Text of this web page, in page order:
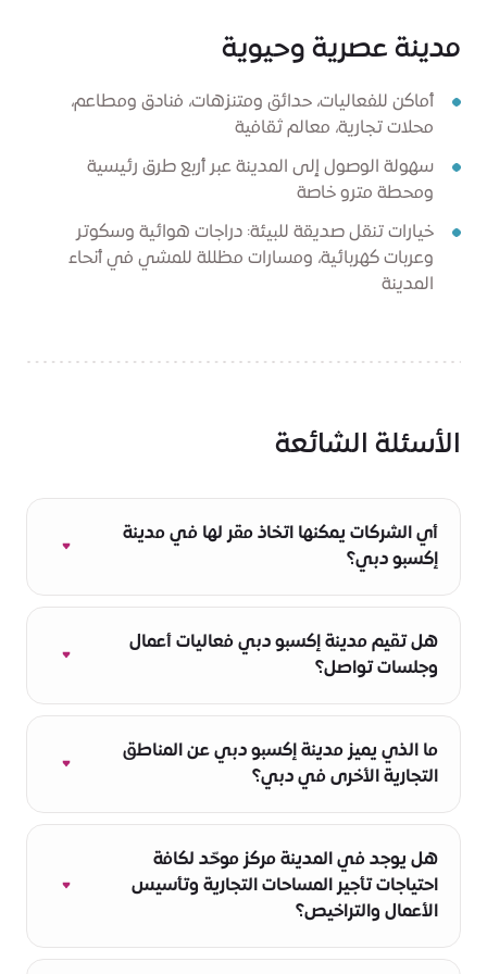
مدينة عصرية وحيوية
أماكن للفعاليات، حدائق ومتنزهات، فنادق ومطاعم،
محلات تجارية، معالم ثقافية
سهولة الوصول إلى المدينة عبر أربع طرق رئيسية
ومحطة مترو خاصة
خيارات تنقل صديقة للبيئة: دراجات هوائية وسكوتر
وعربات كهربائية، ومسارات مظللة للمشي في أنحاء
المدينة
الأسئلة الشائعة
أي الشركات يمكنها اتخاذ مقر لها في مدينة
إكسبو دبي؟
ترحب مدينة إكسبو دبي بالشركات من مختلف
الأحجام، ويضم مجتمع أعمالها شركات عالمية كبرى،
ومؤسسات صغيرة ومتوسطة، وشركات ناشئة،
تعليمية، وشركات بحث وتطوير، والمزيد.
هل تقيم مدينة إكسبو دبي فعاليات أعمال
وجلسات تواصل؟
نعم. في منظومة أعمالنا متعددة الأطراف، يمكنك
الاستفادة من مجموعة متنوعة من فعاليات الأعمال
على مدار العام، بما فيها المؤتمرات والمعارض
المحلية والدولية وورش العمل وجلسات التواصل،
إضافة إلى فرصة التفاعل مباشرة مع الشركات
الأخرى في مجتمعنا.
ما الذي يميز مدينة إكسبو دبي عن المناطق
التجارية الأخرى في دبي؟
مدينة إكسبو دبي ليست منطقة تجارية فحسب، إنها
منطقة اجتماعية مركزية مصمّمة وفق مبادئ
الاستدامة والرفاهية. وهي مجتمع متكامل للعمل
والعيش والترفيه، تتوفر فيه كافة الاحتياجات
هل يوجد في المدينة مركز موحّد لكافة
احتياجات تأجير المساحات التجارية وتأسيس
الأعمال والتراخيص؟
نعم. يوفر مركز خدمة العملاء في مدينة إكسبو